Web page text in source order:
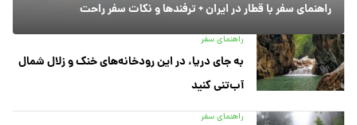
راهنمای سفر با قطار در ایران + ترفندها و نکات سفر راحت
راهنمای سفر
به جای دریا، در این رودخانه‌های خنک و زلال شمال
آب‌تنی کنید
راهنمای سفر